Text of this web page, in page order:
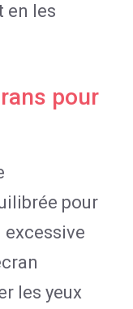
en les
pour
pour
les yeux